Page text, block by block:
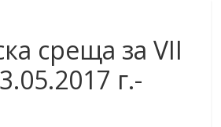
среща за VII
г.-